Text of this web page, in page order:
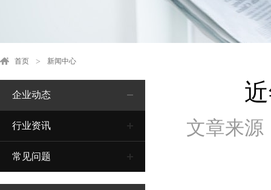
首页 新闻中心
企业动态
行业资讯
常见问题
文章来源